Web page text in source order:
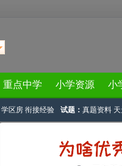
重点中学 小学资源 小
学区房 衔接经验 试题： 真题资料
4月